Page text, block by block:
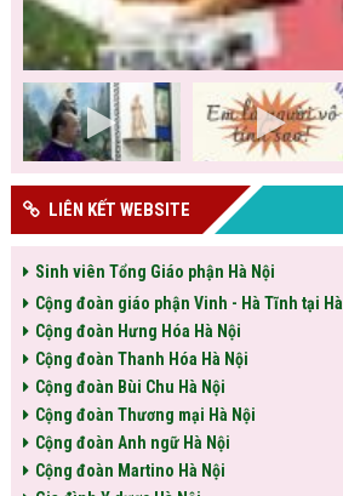
LIÊN KẾT WEBSITE
Sinh viên Tổng Giáo phận Hà Nội
Cộng đoàn giáo phận Vinh - Hà Tĩnh tại
Cộng đoàn Hưng Hóa Hà Nội
Cộng đoàn Thanh Hóa Hà Nội
Cộng đoàn Bùi Chu Hà Nội
Cộng đoàn Thương mại Hà Nội
Cộng đoàn Anh ngữ Hà Nội
Cộng đoàn Martino Hà Nội